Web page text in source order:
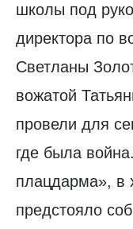
школы под
директора по
Светланы
вожатой
провели для
где была
плацдарма», в
предстояло